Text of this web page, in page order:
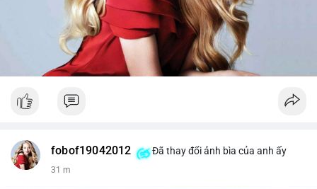
fobof19042012 Đã thay đổi ảnh bìa của anh ấy
31 m